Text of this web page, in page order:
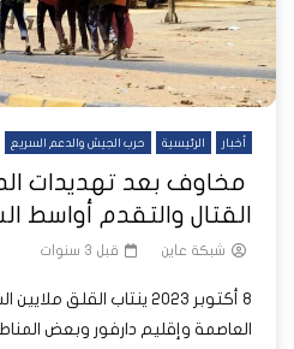
أخبار الرئيسية حرب الجيش والدعم السريع
مخاوف بعد تهديدات
القتال والتقدم أواسط
شبكة عاين قبل 3 سنوات
8 أكتوبر 2023 ينتاب القلق
العاصمة وإقليم دارفور وبعض